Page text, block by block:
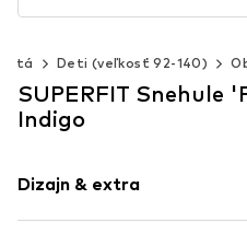
Deti (veľkosť 92-140)
SUPERFIT Snehule
Indigo
Dizajn & extra